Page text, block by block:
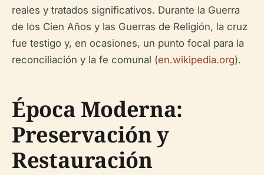
reales y tratados significativos. Durante la Guerra
de los Cien Años y las Guerras de Religión, la cruz
fue testigo y, en ocasiones, un punto focal para la
reconciliación y la fe comunal (en.wikipedia.org).
Época Moderna:
Preservación y
Restauración